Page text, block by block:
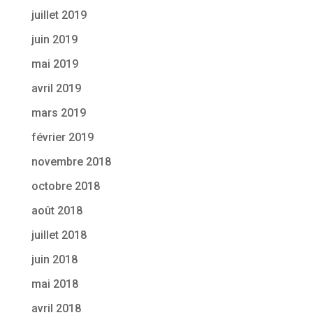
juillet 2019
juin 2019
mai 2019
avril 2019
mars 2019
février 2019
novembre 2018
octobre 2018
août 2018
juillet 2018
juin 2018
mai 2018
avril 2018